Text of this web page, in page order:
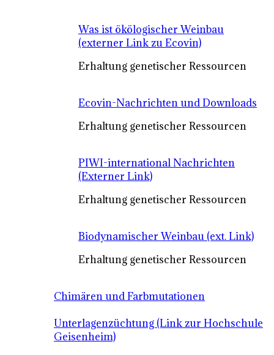
Was ist ökölogischer Weinbau
(externer Link zu Ecovin)
Erhaltung genetischer Ressourcen
Ecovin-Nachrichten und Downloads
Erhaltung genetischer Ressourcen
PIWI-international Nachrichten
(Externer Link)
Erhaltung genetischer Ressourcen
Biodynamischer Weinbau (ext. Link)
Erhaltung genetischer Ressourcen
Chimären und Farbmutationen
Unterlagenzüchtung (Link zur Hochschule
Geisenheim)